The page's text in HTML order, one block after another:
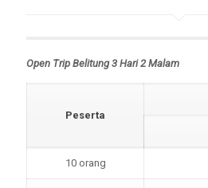
Open Trip Belitung 3 Hari 2 Malam
Peserta
10 orang